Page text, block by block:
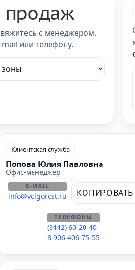
продаж
с менеджером.
или телефону.
Клиентская служба
Попова Юлия Павловна
Офис-менеджер
E-MAIL
info@volgorost.ru КОПИРОВАТЬ
ТЕЛЕФОНЫ
(8442) 60-20-40
8-906-406-75-55